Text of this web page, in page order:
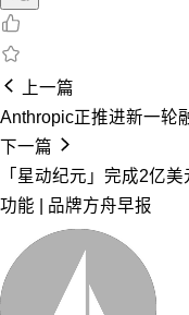
上一篇
Anthropic正推进新一轮
下一篇
「星动纪元」完成2亿
功能 | 品牌方舟早报